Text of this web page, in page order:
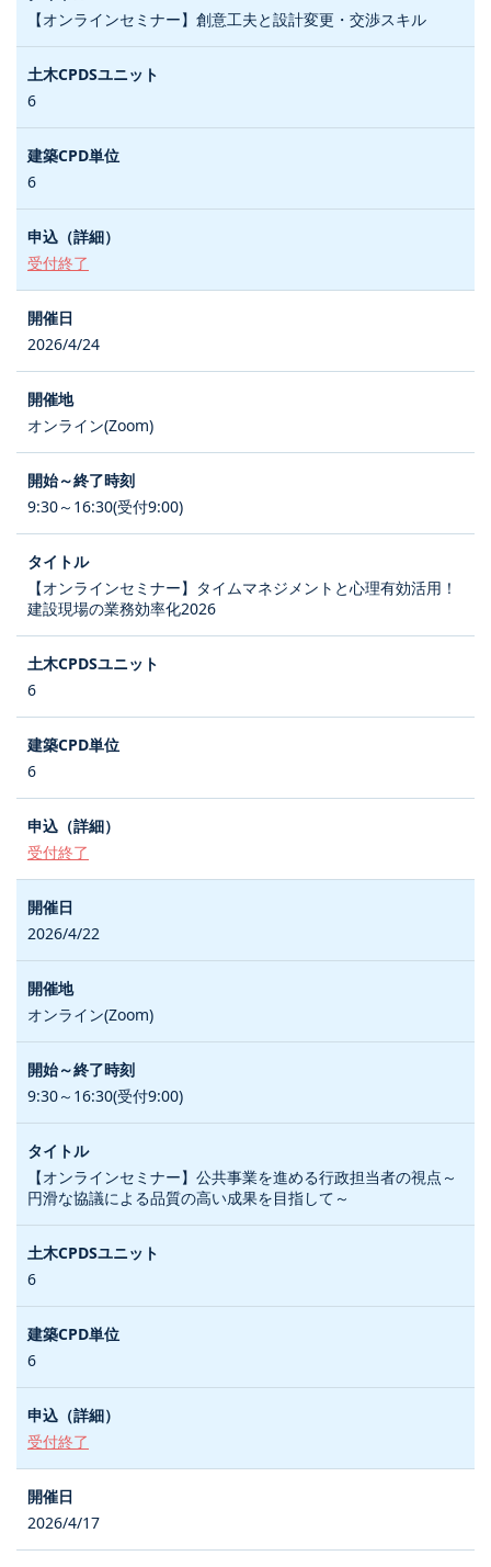
【オンラインセミナー】創意工夫と設計変更・交渉スキル
6
6
受付終了
2026/4/24
オンライン(Zoom)
9:30～16:30(受付9:00)
【オンラインセミナー】タイムマネジメントと心理有効活用！
建設現場の業務効率化2026
6
6
受付終了
2026/4/22
オンライン(Zoom)
9:30～16:30(受付9:00)
【オンラインセミナー】公共事業を進める行政担当者の視点～
円滑な協議による品質の高い成果を目指して～
6
6
受付終了
2026/4/17